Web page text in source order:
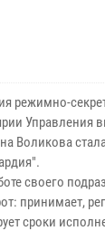
режимно-
Управления
Воликова
своего
принимает,
сроки